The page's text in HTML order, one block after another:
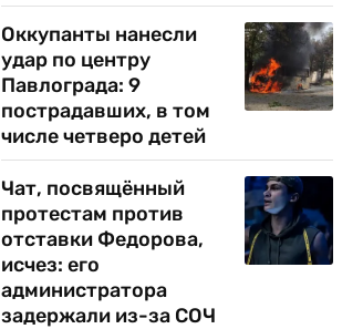
Оккупанты нанесли
удар по центру
Павлограда: 9
пострадавших, в том
числе четверо детей
Чат, посвящённый
протестам против
отставки Федорова,
исчез: его
администратора
задержали из-за СОЧ